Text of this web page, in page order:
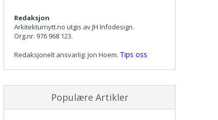
Redaksjon
Arkitekturnytt.no utgis av JH Infodesign.
Org.nr. 976 968 123.
Redaksjonelt ansvarlig: Jon Hoem. Tips oss
Populære Artikler